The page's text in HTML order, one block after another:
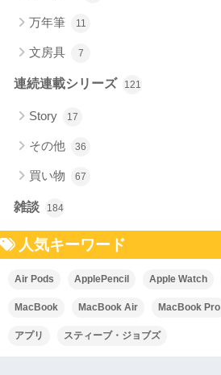
万年筆 11
文房具 7
連続連載シリーズ 121
Story 17
その他 36
買い物 67
雑談 184
人気キーワード
Air Pods ApplePencil Apple Watch
MacBook MacBook Air MacBook Pro
アプリ スティーブ・ジョブズ